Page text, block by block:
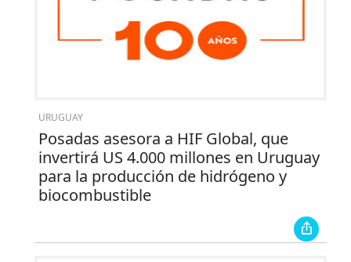
URUGUAY
Posadas asesora a HIF Global, que
invertirá US 4.000 millones en Uruguay
para la producción de hidrógeno y
biocombustible